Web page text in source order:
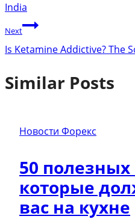
India
Next
Is Ketamine Addictive? The
Similar Posts
Новости Форекс
50
которые
вас на кухне